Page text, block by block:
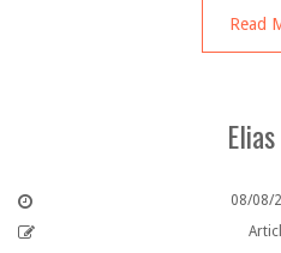
Read
08/08/